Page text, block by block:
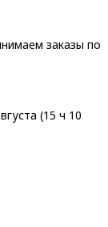
заказы по
(15 ч 10